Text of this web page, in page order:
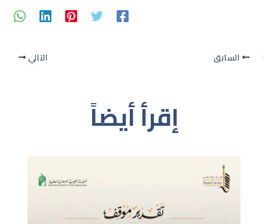
السابق التالي
إقرأ أيضاً